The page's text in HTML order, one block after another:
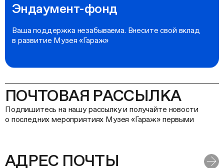
Эндаумент-фонд
Ваша поддержка незабываема. Внесите свой вклад
в развитие Музея «Гараж»
ПОЧТОВАЯ РАССЫЛКА
Подпишитесь на нашу рассылку и получайте новости
о последних мероприятиях Музея «Гараж» первыми